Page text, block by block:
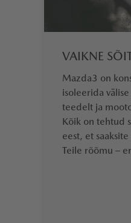
VAIKNE
Mazda3 on
isoleerida
teedelt ja
Kõik on tehtud
eest, et
Teile rõõmu –